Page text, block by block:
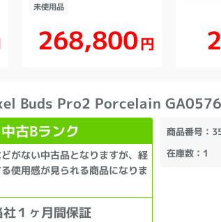
未使用品
268,800円
Buds Pro2 Porcelain
中古Bランク
がない中古品となりますが、経
使用感が見られる商品になりま
社１ヶ月間保証
商品番号：
在庫数：1